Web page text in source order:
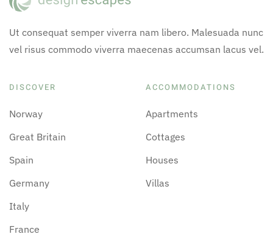
Ut consequat semper viverra nam libero. Malesuada nunc
vel risus commodo viverra maecenas accumsan lacus vel.
DISCOVER
Norway
Great Britain
Spain
Germany
Italy
France
ACCOMMODATIONS
Apartments
Cottages
Houses
Villas